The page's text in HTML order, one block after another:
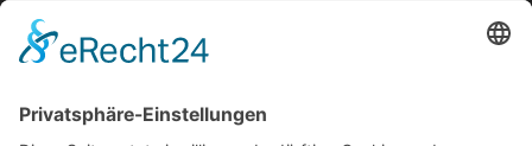
Bekanntmachungen
Ausschreibungen